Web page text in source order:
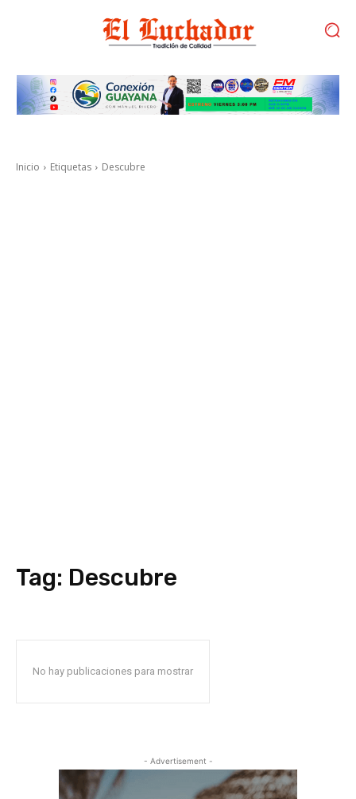
Inicio Etiquetas Descubre
Tag: Descubre
No hay publicaciones para mostrar
- Advertisement -